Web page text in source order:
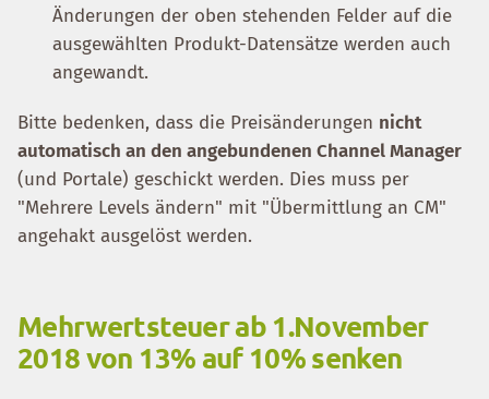
Änderungen der oben stehenden Felder auf die
ausgewählten Produkt-Datensätze werden auch
angewandt.
Bitte bedenken, dass die Preisänderungen nicht
automatisch an den angebundenen Channel Manager
(und Portale) geschickt werden. Dies muss per
"Mehrere Levels ändern" mit "Übermittlung an CM"
angehakt ausgelöst werden.
Mehrwertsteuer ab 1.November
2018 von 13% auf 10% senken